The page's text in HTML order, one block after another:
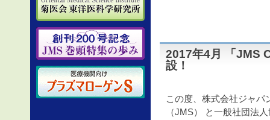
2017年4月 「JMS
設！
この度、株式会社ジャパ
（JMS） と一般社団法